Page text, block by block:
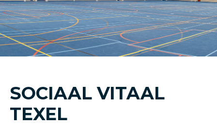
SOCIAAL VITAAL
TEXEL